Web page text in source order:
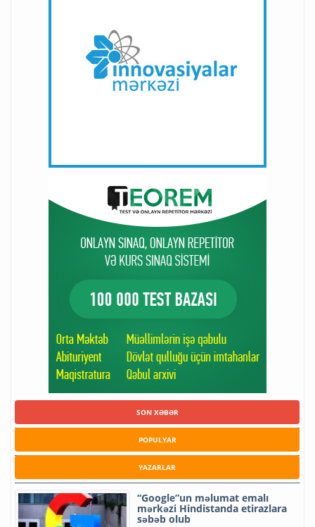
SON XƏBƏR
POPULYAR
YAZARLAR
“Google”un məlumat emalı
mərkəzi Hindistanda etirazlara
səbəb olub